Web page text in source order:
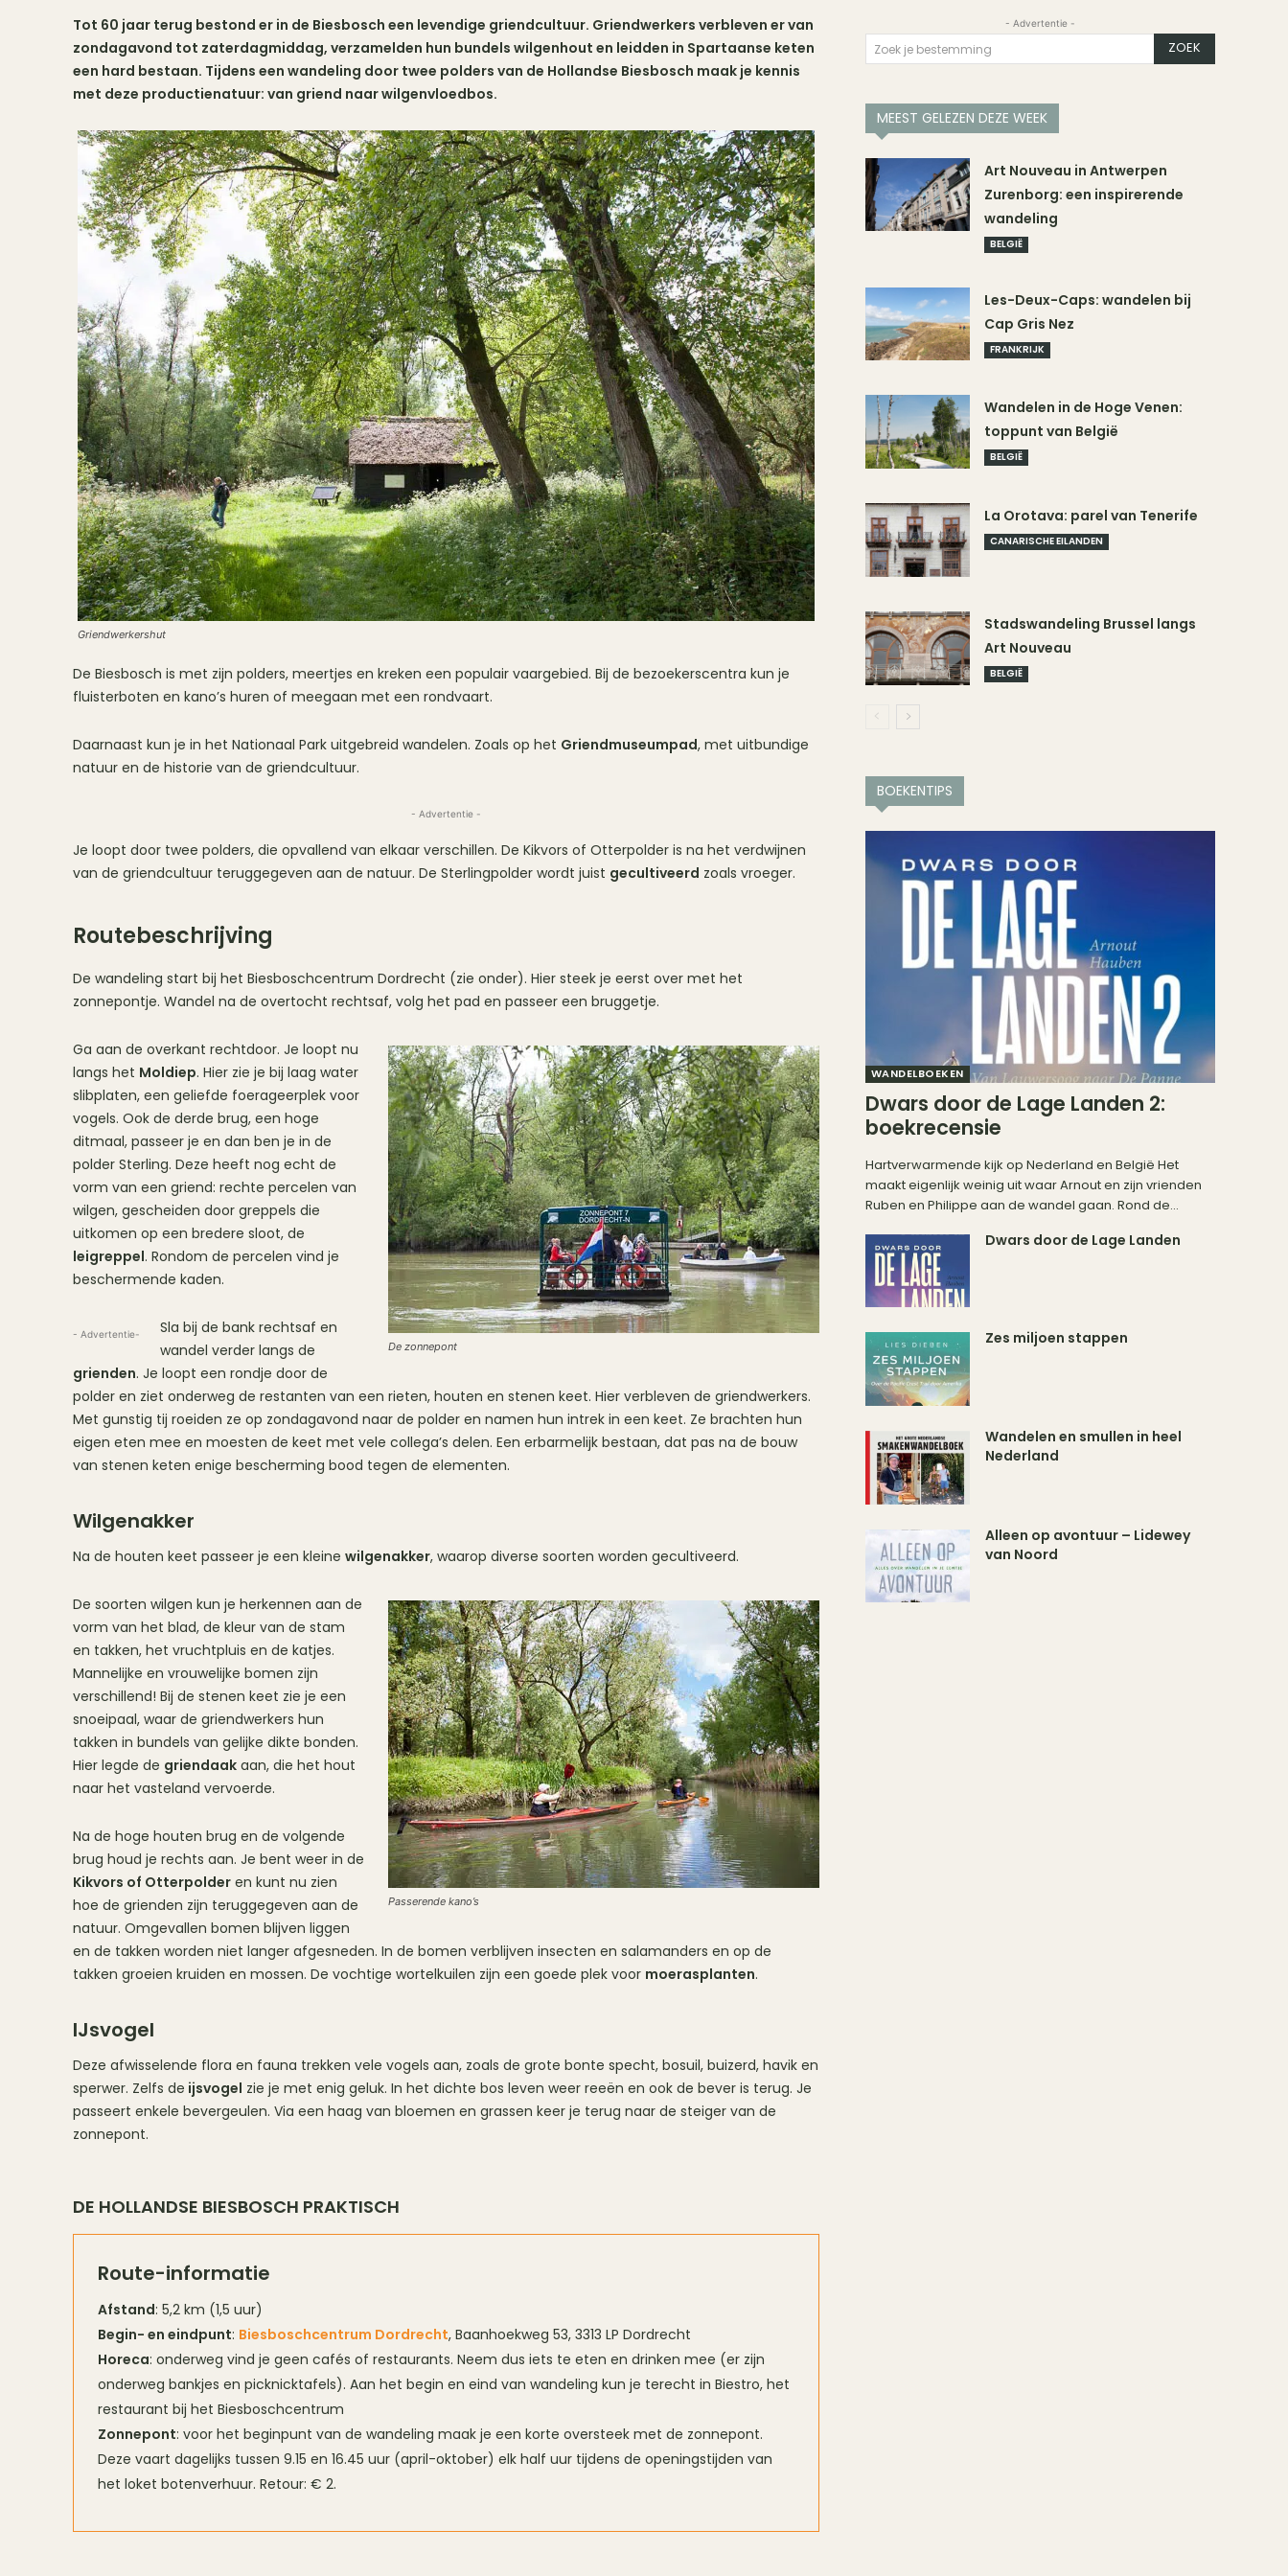
Tot 60 jaar terug bestond er in de Biesbosch een levendige griendcultuur. Griendwerkers verbleven er van
zondagavond tot zaterdagmiddag, verzamelden hun bundels wilgenhout en leidden in Spartaanse keten
een hard bestaan. Tijdens een wandeling door twee polders van de Hollandse Biesbosch maak je kennis
met deze productienatuur: van griend naar wilgenvloedbos.
Griendwerkershut
De Biesbosch is met zijn polders, meertjes en kreken een populair vaargebied. Bij de bezoekerscentra kun je
fluisterboten en kano’s huren of meegaan met een rondvaart.
Daarnaast kun je in het Nationaal Park uitgebreid wandelen. Zoals op het Griendmuseumpad, met uitbundige
natuur en de historie van de griendcultuur.
- Advertentie -
Je loopt door twee polders, die opvallend van elkaar verschillen. De Kikvors of Otterpolder is na het verdwijnen
van de griendcultuur teruggegeven aan de natuur. De Sterlingpolder wordt juist gecultiveerd zoals vroeger.
Routebeschrijving
De wandeling start bij het Biesboschcentrum Dordrecht (zie onder). Hier steek je eerst over met het
zonnepontje. Wandel na de overtocht rechtsaf, volg het pad en passeer een bruggetje.
De zonnepont
Ga aan de overkant rechtdoor. Je loopt nu
langs het Moldiep. Hier zie je bij laag water
slibplaten, een geliefde foerageerplek voor
vogels. Ook de derde brug, een hoge
ditmaal, passeer je en dan ben je in de
polder Sterling. Deze heeft nog echt de
vorm van een griend: rechte percelen van
wilgen, gescheiden door greppels die
uitkomen op een bredere sloot, de
leigreppel. Rondom de percelen vind je
beschermende kaden.
- Advertentie-
Sla bij de bank rechtsaf en
wandel verder langs de
grienden. Je loopt een rondje door de
polder en ziet onderweg de restanten van een rieten, houten en stenen keet. Hier verbleven de griendwerkers.
Met gunstig tij roeiden ze op zondagavond naar de polder en namen hun intrek in een keet. Ze brachten hun
eigen eten mee en moesten de keet met vele collega’s delen. Een erbarmelijk bestaan, dat pas na de bouw
van stenen keten enige bescherming bood tegen de elementen.
Wilgenakker
Na de houten keet passeer je een kleine wilgenakker, waarop diverse soorten worden gecultiveerd.
Passerende kano’s
De soorten wilgen kun je herkennen aan de
vorm van het blad, de kleur van de stam
en takken, het vruchtpluis en de katjes.
Mannelijke en vrouwelijke bomen zijn
verschillend! Bij de stenen keet zie je een
snoeipaal, waar de griendwerkers hun
takken in bundels van gelijke dikte bonden.
Hier legde de griendaak aan, die het hout
naar het vasteland vervoerde.
Na de hoge houten brug en de volgende
brug houd je rechts aan. Je bent weer in de
Kikvors of Otterpolder en kunt nu zien
hoe de grienden zijn teruggegeven aan de
natuur. Omgevallen bomen blijven liggen
en de takken worden niet langer afgesneden. In de bomen verblijven insecten en salamanders en op de
takken groeien kruiden en mossen. De vochtige wortelkuilen zijn een goede plek voor moerasplanten.
IJsvogel
Deze afwisselende flora en fauna trekken vele vogels aan, zoals de grote bonte specht, bosuil, buizerd, havik en
sperwer. Zelfs de ijsvogel zie je met enig geluk. In het dichte bos leven weer reeën en ook de bever is terug. Je
passeert enkele bevergeulen. Via een haag van bloemen en grassen keer je terug naar de steiger van de
zonnepont.
DE HOLLANDSE BIESBOSCH PRAKTISCH
Route-informatie
Afstand: 5,2 km (1,5 uur)
Begin- en eindpunt: Biesboschcentrum Dordrecht, Baanhoekweg 53, 3313 LP Dordrecht
Horeca: onderweg vind je geen cafés of restaurants. Neem dus iets te eten en drinken mee (er zijn
onderweg bankjes en picknicktafels). Aan het begin en eind van wandeling kun je terecht in Biestro, het
restaurant bij het Biesboschcentrum
Zonnepont: voor het beginpunt van de wandeling maak je een korte oversteek met de zonnepont.
Deze vaart dagelijks tussen 9.15 en 16.45 uur (april-oktober) elk half uur tijdens de openingstijden van
het loket botenverhuur. Retour: € 2.
- Advertentie -
Zoek je bestemming ZOEK
MEEST GELEZEN DEZE WEEK
Art Nouveau in Antwerpen
Zurenborg: een inspirerende
wandeling
BELGIË
Les-Deux-Caps: wandelen bij
Cap Gris Nez
FRANKRIJK
Wandelen in de Hoge Venen:
toppunt van België
BELGIË
La Orotava: parel van Tenerife
CANARISCHE EILANDEN
Stadswandeling Brussel langs
Art Nouveau
BELGIË
BOEKENTIPS
WANDELBOEKEN
Dwars door de Lage Landen 2:
boekrecensie
Hartverwarmende kijk op Nederland en België Het
maakt eigenlijk weinig uit waar Arnout en zijn vrienden
Ruben en Philippe aan de wandel gaan. Rond de...
Dwars door de Lage Landen
Zes miljoen stappen
Wandelen en smullen in heel
Nederland
Alleen op avontuur – Lidewey
van Noord